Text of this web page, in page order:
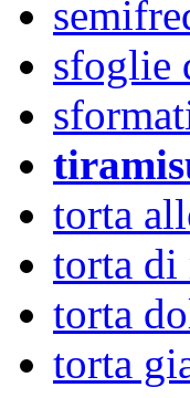
sfoglie
torta
torta di
torta
torta